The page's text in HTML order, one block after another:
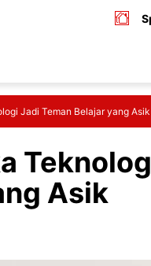
Jadi Teman Belajar yang Asik
Asik